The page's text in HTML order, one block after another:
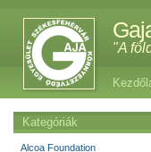
"A
Kategóriák
Alcoa Foundation